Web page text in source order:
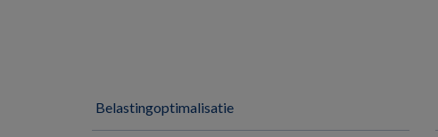
Belastingoptimalisatie